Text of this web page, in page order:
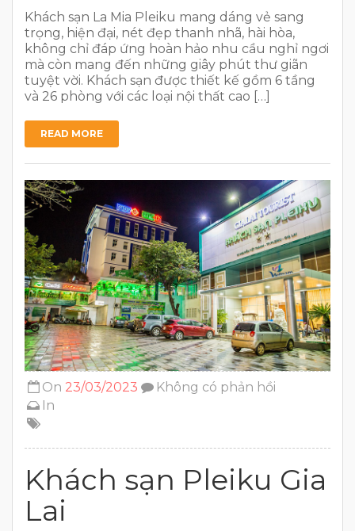
Khách sạn La Mia Pleiku mang dáng vẻ sang
trọng, hiện đại, nét đẹp thanh nhã, hài hòa,
không chỉ đáp ứng hoàn hảo nhu cầu nghỉ ngơi
mà còn mang đến những giây phút thư giãn
tuyệt vời. Khách sạn được thiết kế gồm 6 tầng
và 26 phòng với các loại nội thất cao […]
READ MORE
On 23/03/2023
In
Không có phản hồi
Khách sạn Pleiku Gia
Lai